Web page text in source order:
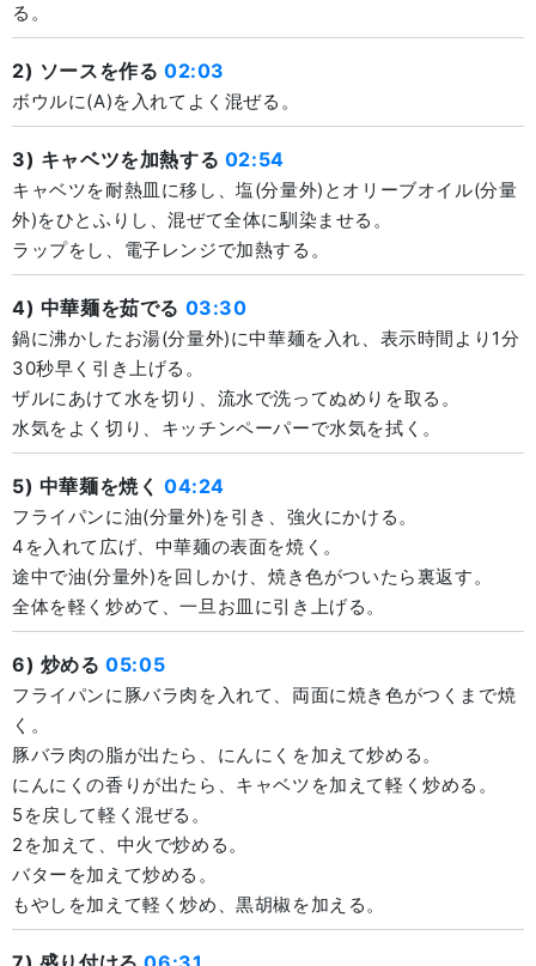
る。
2) ソースを作る 02:03
ボウルに(A)を入れてよく混ぜる。
3) キャベツを加熱する 02:54
キャベツを耐熱皿に移し、塩(分量外)とオリーブオイル(分量
外)をひとふりし、混ぜて全体に馴染ませる。
ラップをし、電子レンジで加熱する。
4) 中華麺を茹でる 03:30
鍋に沸かしたお湯(分量外)に中華麺を入れ、表示時間より1分
30秒早く引き上げる。
ザルにあけて水を切り、流水で洗ってぬめりを取る。
水気をよく切り、キッチンペーパーで水気を拭く。
5) 中華麺を焼く 04:24
フライパンに油(分量外)を引き、強火にかける。
4を入れて広げ、中華麺の表面を焼く。
途中で油(分量外)を回しかけ、焼き色がついたら裏返す。
全体を軽く炒めて、一旦お皿に引き上げる。
6) 炒める05:05
フライパンに豚バラ肉を入れて、両面に焼き色がつくまで焼
く。
豚バラ肉の脂が出たら、にんにくを加えて炒める。
にんにくの香りが出たら、キャベツを加えて軽く炒める。
5を戻して軽く混ぜる。
2を加えて、中火で炒める。
バターを加えて炒める。
もやしを加えて軽く炒め、黒胡椒を加える。